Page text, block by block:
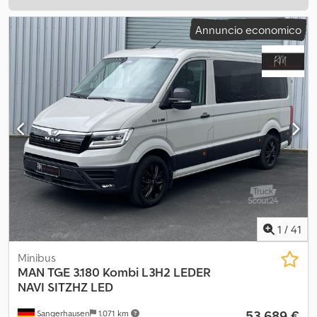
Annuncio economico
1 / 41
Sangerhausen 1.071 km
Minibus
MAN TGE 3.180 Kombi L3H2 LEDER
NAVI SITZHZ LED